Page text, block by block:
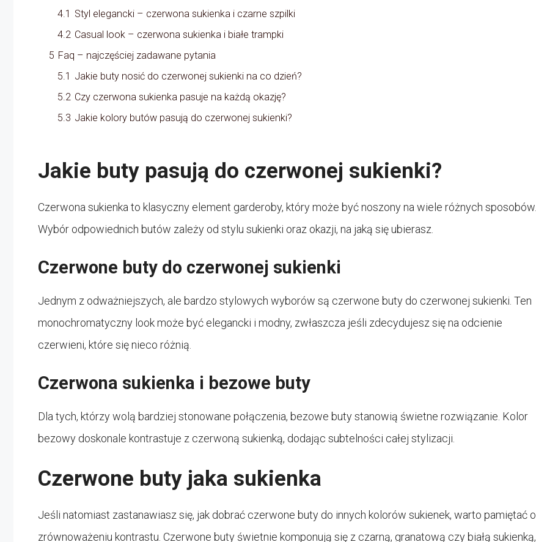
4.1 Styl elegancki – czerwona sukienka i czarne szpilki
4.2 Casual look – czerwona sukienka i białe trampki
5 Faq – najczęściej zadawane pytania
5.1 Jakie buty nosić do czerwonej sukienki na co dzień?
5.2 Czy czerwona sukienka pasuje na każdą okazję?
5.3 Jakie kolory butów pasują do czerwonej sukienki?
Jakie buty pasują do czerwonej sukienki?
Czerwona sukienka to klasyczny element garderoby, który może być noszony na wiele różnych sposobów.
Wybór odpowiednich butów zależy od stylu sukienki oraz okazji, na jaką się ubierasz.
Czerwone buty do czerwonej sukienki
Jednym z odważniejszych, ale bardzo stylowych wyborów są czerwone buty do czerwonej sukienki. Ten
monochromatyczny look może być elegancki i modny, zwłaszcza jeśli zdecydujesz się na odcienie
czerwieni, które się nieco różnią.
Czerwona sukienka i bezowe buty
Dla tych, którzy wolą bardziej stonowane połączenia, bezowe buty stanowią świetne rozwiązanie. Kolor
bezowy doskonale kontrastuje z czerwoną sukienką, dodając subtelności całej stylizacji.
Czerwone buty jaka sukienka
Jeśli natomiast zastanawiasz się, jak dobrać czerwone buty do innych kolorów sukienek, warto pamiętać o
zrównoważeniu kontrastu. Czerwone buty świetnie komponują się z czarną, granatową czy białą sukienką,